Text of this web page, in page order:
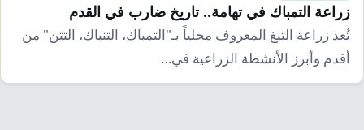
ثقافة
محميات
التلوث
تحديات
حلول
نساء
زراعة التمباك في تهامة.. تاريخ ضارب في القدم
تُعد زراعة التبغ المعروف محلياً بـ"التمباك، التنباك، التتن" من
أقدم وأبرز الأنشطة الزراعية في…